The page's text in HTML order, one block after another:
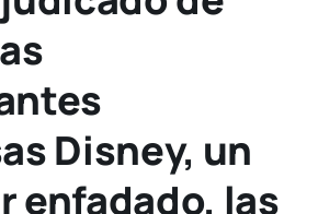
Disney, un
enfadado, las